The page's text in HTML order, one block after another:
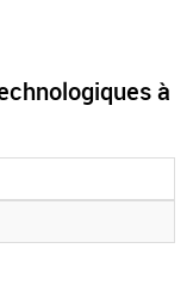
à